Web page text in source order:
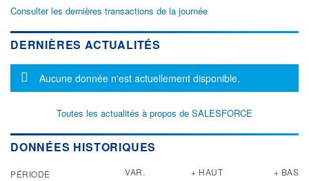
Consulter les dernières transactions de la journée
DERNIÈRES ACTUALITÉS
Message d'information
Aucune donnée n'est actuellement disponible.
Toutes les actualités à propos de SALESFORCE
DONNÉES HISTORIQUES
PÉRIODE VAR. + HAUT + BAS